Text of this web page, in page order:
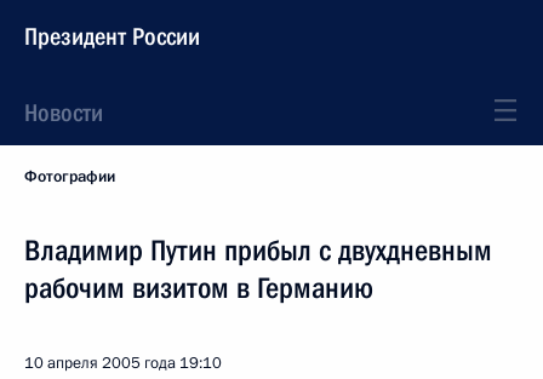
Президент России
Новости
Фотографии
Владимир Путин прибыл с двухдневным
рабочим визитом в Германию
10 апреля 2005 года 19:10